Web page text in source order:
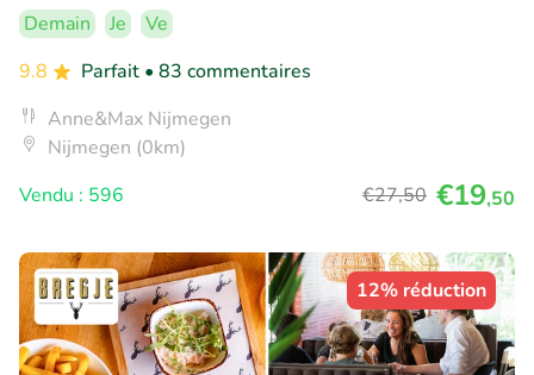
Demain Je
Ve
9.8
Parfait • 83 commentaires
Anne&Max Nijmegen
Nijmegen (0km)
Vendu : 596
€27,50 €19,50
12% réduction